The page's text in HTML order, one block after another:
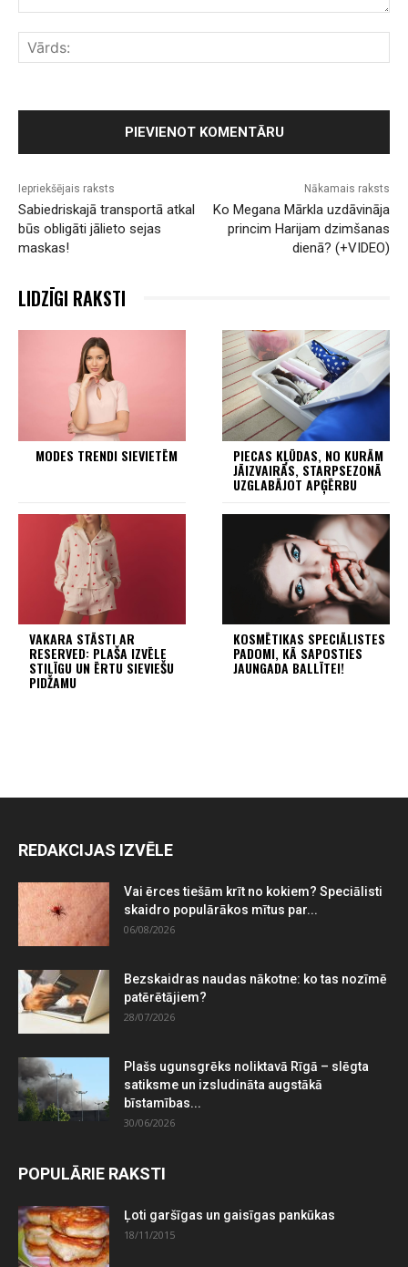
Iepriekšējais raksts
Sabiedriskajā transportā atkal
būs obligāti jālieto sejas
maskas!
Nākamais raksts
Ko Megana Mārkla uzdāvināja
princim Harijam dzimšanas
dienā? (+VIDEO)
LIDZĪGI RAKSTI
MODES TRENDI SIEVIETĒM PIECAS KĻŪDAS, NO KURĀM
JĀIZVAIRĀS, STARPSEZONĀ
UZGLABĀJOT APĢĒRBU
VAKARA STĀSTI AR
RESERVED: PLAŠA IZVĒLE
STILĪGU UN ĒRTU SIEVIEŠU
PIDŽAMU
KOSMĒTIKAS SPECIĀLISTES
PADOMI, KĀ SAPOSTIES
JAUNGADA BALLĪTEI!
REDAKCIJAS IZVĒLE
Vai ērces tiešām krīt no kokiem? Speciālisti
skaidro populārākos mītus par...
06/08/2026
Bezskaidras naudas nākotne: ko tas nozīmē
patērētājiem?
28/07/2026
Plašs ugunsgrēks noliktavā Rīgā – slēgta
satiksme un izsludināta augstākā
bīstamības...
30/06/2026
POPULĀRIE RAKSTI
Ļoti garšīgas un gaisīgas pankūkas
18/11/2015